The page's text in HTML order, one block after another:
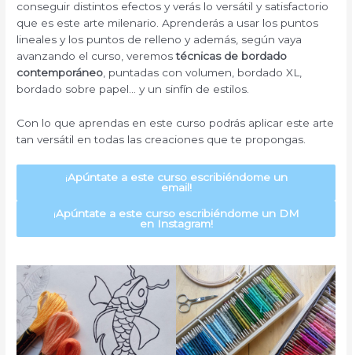
conseguir distintos efectos y verás lo versátil y satisfactorio
que es este arte milenario. Aprenderás a usar los puntos
lineales y los puntos de relleno y además, según vaya
avanzando el curso, veremostécnicas de bordado
contemporáneo , puntadas con volumen, bordado XL,
bordado sobre papel… y un sinfín de estilos.
Con lo que aprendas en este curso podrás aplicar este arte
tan versátil en todas las creaciones que te propongas.
¡Apúntate a este curso escribiéndome un
email!
¡Apúntate a este curso escribiéndome un DM
en Instagram!